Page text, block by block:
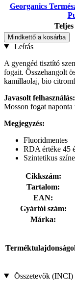
Georganics
Teljes
Mindkettő a kosárba
Leírás
A gyengéd tisztító
fogait. Összehangolt
kamillaolaj, bio
Javasolt felhasználás:
Mosson fogat naponta
Megjegyzés:
Fluoridmentes
RDA értéke 45
Szintetikus
Cikkszám:
Tartalom:
EAN:
Gyártói szám:
Márka:
Összetevők (INCI)